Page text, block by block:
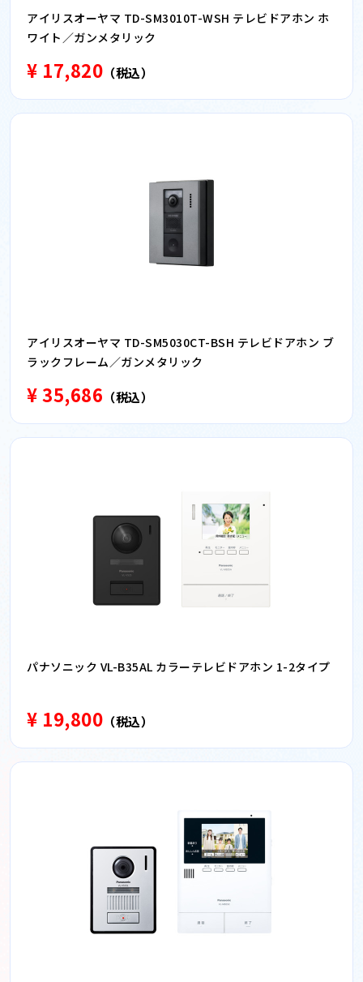
アイリスオーヤマ TD-SM3010T-WSH テレビドアホン ホ
ワイト／ガンメタリック
¥ 17,820 （税込）
アイリスオーヤマ TD-SM5030CT-BSH テレビドアホン ブ
ラックフレーム／ガンメタリック
¥ 35,686 （税込）
パナソニック VL-B35AL カラーテレビドアホン 1-2タイプ
¥ 19,800 （税込）